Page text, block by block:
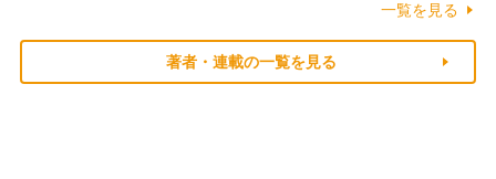
一覧を見る
著者・連載の一覧を見る